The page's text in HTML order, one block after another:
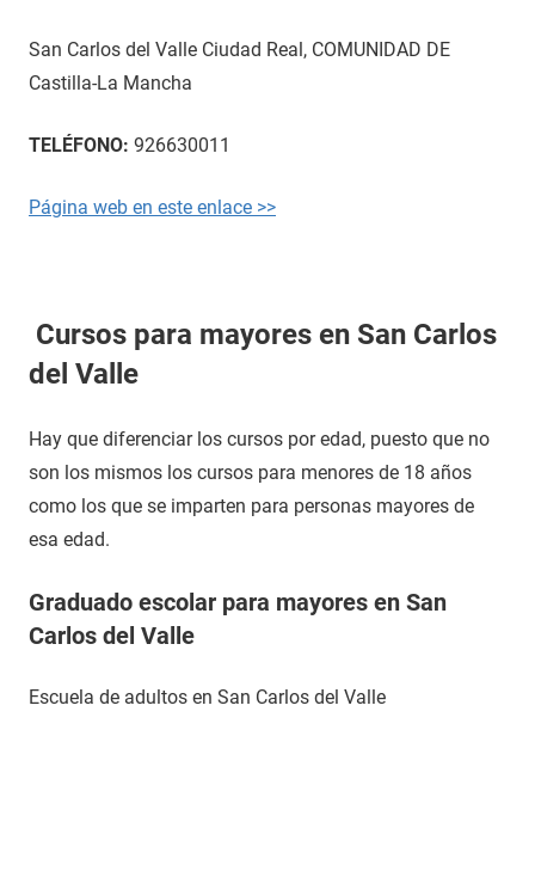
San Carlos del Valle Ciudad Real, COMUNIDAD DE
Castilla-La Mancha
TELÉFONO: 926630011
Página web en este enlace >>
Cursos para mayores en San Carlos
del Valle
Hay que diferenciar los cursos por edad, puesto que no
son los mismos los cursos para menores de 18 años
como los que se imparten para personas mayores de
esa edad.
Graduado escolar para mayores en San
Carlos del Valle
Escuela de adultos en San Carlos del Valle